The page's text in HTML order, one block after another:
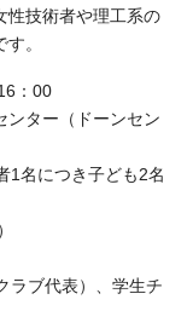
性技術者や理工系の
。
：00
ター（ドーンセン
名につき子ども2名
ブ代表）、学生チ